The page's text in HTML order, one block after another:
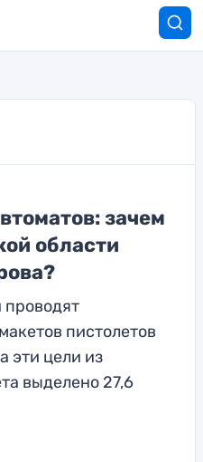
зачем
области
проводят
пистолетов
эти цели из
выделено 27,6